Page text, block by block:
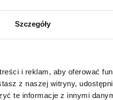
Szczegóły
i reklam, aby oferować
z naszej witryny,
te informacje z innymi
być prowadzona odrębna